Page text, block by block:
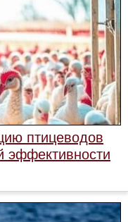
птицеводов
эффективности